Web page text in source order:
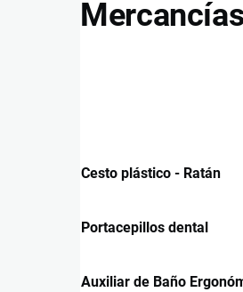
Cesto plástico - Ratán
Portacepillos dental
Auxiliar de Baño